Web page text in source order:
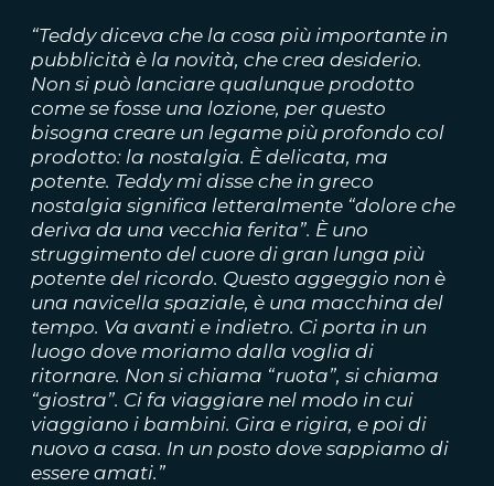
“Teddy diceva che la cosa più importante in
pubblicità è la novità, che crea desiderio.
Non si può lanciare qualunque prodotto
come se fosse una lozione, per questo
bisogna creare un legame più profondo col
prodotto: la nostalgia. È delicata, ma
potente. Teddy mi disse che in greco
nostalgia significa letteralmente “dolore che
deriva da una vecchia ferita”. È uno
struggimento del cuore di gran lunga più
potente del ricordo. Questo aggeggio non è
una navicella spaziale, è una macchina del
tempo. Va avanti e indietro. Ci porta in un
luogo dove moriamo dalla voglia di
ritornare. Non si chiama “ruota”, si chiama
“giostra”. Ci fa viaggiare nel modo in cui
viaggiano i bambini. Gira e rigira, e poi di
nuovo a casa. In un posto dove sappiamo di
essere amati.”